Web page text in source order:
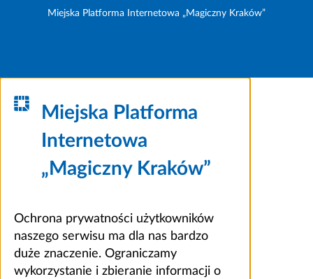
Miejska Platforma Internetowa „Magiczny Kraków”
Miejska Platforma
Internetowa
„Magiczny Kraków”
Ochrona prywatności użytkowników
naszego serwisu ma dla nas bardzo
duże znaczenie. Ograniczamy
wykorzystanie i zbieranie informacji o